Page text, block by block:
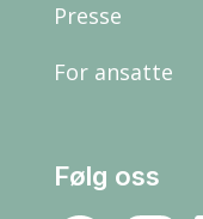
Presse
For ansatte
Følg oss